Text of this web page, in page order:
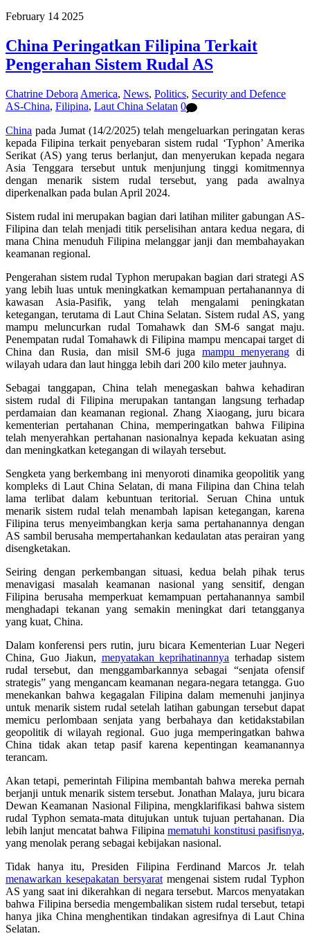
February 14 2025
China Peringatkan Filipina Terkait
Pengerahan Sistem Rudal AS
Chatrine Debora America, News, Politics, Security and Defence
AS-China, Filipina, Laut China Selatan 0
China pada Jumat (14/2/2025) telah mengeluarkan peringatan keras
kepada Filipina terkait penyebaran sistem rudal ‘Typhon’ Amerika
Serikat (AS) yang terus berlanjut, dan menyerukan kepada negara
Asia Tenggara tersebut untuk menjunjung tinggi komitmennya
dengan menarik sistem rudal tersebut, yang pada awalnya
diperkenalkan pada bulan April 2024.
Sistem rudal ini merupakan bagian dari latihan militer gabungan AS-
Filipina dan telah menjadi titik perselisihan antara kedua negara, di
mana China menuduh Filipina melanggar janji dan membahayakan
keamanan regional.
Pengerahan sistem rudal Typhon merupakan bagian dari strategi AS
yang lebih luas untuk meningkatkan kemampuan pertahanannya di
kawasan Asia-Pasifik, yang telah mengalami peningkatan
ketegangan, terutama di Laut China Selatan. Sistem rudal AS, yang
mampu meluncurkan rudal Tomahawk dan SM-6 sangat maju.
Penempatan rudal Tomahawk di Filipina mampu mencapai target di
China dan Rusia, dan misil SM-6 juga mampu menyerang di
wilayah udara dan laut hingga lebih dari 200 kilo meter jauhnya.
Sebagai tanggapan, China telah menegaskan bahwa kehadiran
sistem rudal di Filipina merupakan tantangan langsung terhadap
perdamaian dan keamanan regional. Zhang Xiaogang, juru bicara
kementerian pertahanan China, memperingatkan bahwa Filipina
telah menyerahkan pertahanan nasionalnya kepada kekuatan asing
dan meningkatkan ketegangan di wilayah tersebut.
Sengketa yang berkembang ini menyoroti dinamika geopolitik yang
kompleks di Laut China Selatan, di mana Filipina dan China telah
lama terlibat dalam kebuntuan teritorial. Seruan China untuk
menarik sistem rudal telah menambah lapisan ketegangan, karena
Filipina terus menyeimbangkan kerja sama pertahanannya dengan
AS sambil berusaha mempertahankan kedaulatan atas perairan yang
disengketakan.
Seiring dengan perkembangan situasi, kedua belah pihak terus
menavigasi masalah keamanan nasional yang sensitif, dengan
Filipina berusaha memperkuat kemampuan pertahanannya sambil
menghadapi tekanan yang semakin meningkat dari tetangganya
yang kuat, China.
Dalam konferensi pers rutin, juru bicara Kementerian Luar Negeri
China, Guo Jiakun, menyatakan keprihatinannya terhadap sistem
rudal tersebut, dan menggambarkannya sebagai “senjata ofensif
strategis” yang mengancam keamanan negara-negara tetangga. Guo
menekankan bahwa kegagalan Filipina dalam memenuhi janjinya
untuk menarik sistem rudal setelah latihan gabungan tersebut dapat
memicu perlombaan senjata yang berbahaya dan ketidakstabilan
geopolitik di wilayah regional. Guo juga memperingatkan bahwa
China tidak akan tetap pasif karena kepentingan keamanannya
terancam.
Akan tetapi, pemerintah Filipina membantah bahwa mereka pernah
berjanji untuk menarik sistem tersebut. Jonathan Malaya, juru bicara
Dewan Keamanan Nasional Filipina, mengklarifikasi bahwa sistem
rudal Typhon semata-mata ditujukan untuk tujuan pertahanan. Dia
lebih lanjut mencatat bahwa Filipinamematuhi konstitusi pasifisnya,
yang menolak perang sebagai kebijakan nasional.
Tidak hanya itu, Presiden Filipina Ferdinand Marcos Jr. telah
menawarkan kesepakatan bersyarat mengenai sistem rudal Typhon
AS yang saat ini dikerahkan di negara tersebut. Marcos menyatakan
bahwa Filipina bersedia mengembalikan sistem rudal tersebut, tetapi
hanya jika China menghentikan tindakan agresifnya di Laut China
Selatan.